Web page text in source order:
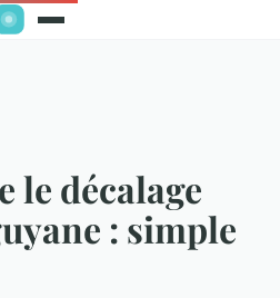
le décalage
: simple